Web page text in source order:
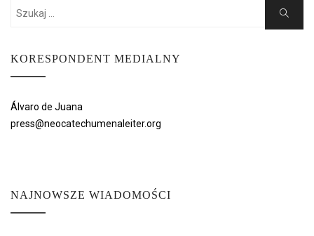
Search
Search
KORESPONDENT MEDIALNY
Álvaro de Juana
press@neocatechumenaleiter.org
NAJNOWSZE WIADOMOŚCI